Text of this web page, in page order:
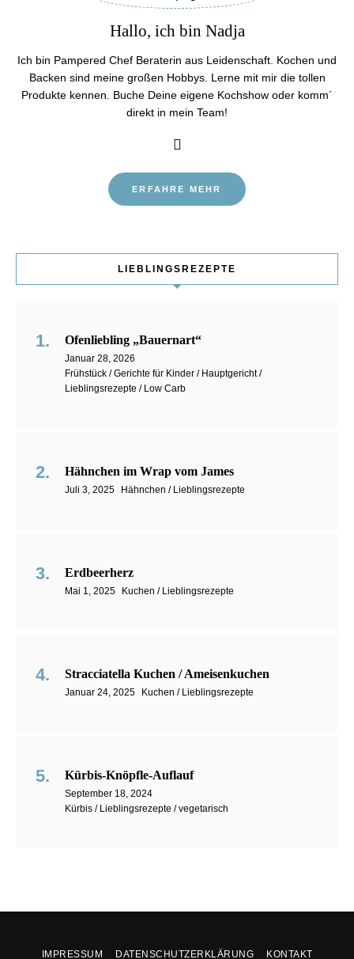
Hallo, ich bin Nadja
Ich bin Pampered Chef Beraterin aus Leidenschaft. Kochen und
Backen sind meine großen Hobbys. Lerne mit mir die tollen
Produkte kennen. Buche Deine eigene Kochshow oder komm´
direkt in mein Team!
ERFAHRE MEHR
LIEBLINGSREZEPTE
Ofenliebling „Bauernart“
Januar 28, 2026
Frühstück / Gerichte für Kinder / Hauptgericht /
Lieblingsrezepte / Low Carb
Hähnchen im Wrap vom James
Juli 3, 2025 Hähnchen / Lieblingsrezepte
Erdbeerherz
Mai 1, 2025 Kuchen / Lieblingsrezepte
Stracciatella Kuchen / Ameisenkuchen
Januar 24, 2025 Kuchen / Lieblingsrezepte
Kürbis-Knöpfle-Auflauf
September 18, 2024
Kürbis / Lieblingsrezepte / vegetarisch
IMPRESSUM DATENSCHUTZERKLÄRUNG KONTAKT